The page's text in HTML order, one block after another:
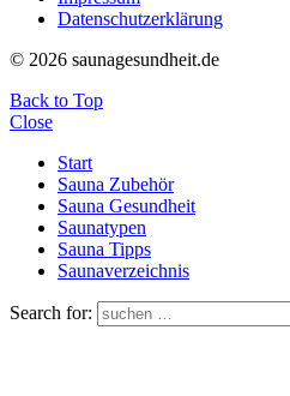
Datenschutzerklärung
© 2026 saunagesundheit.de
Back to Top
Close
Start
Sauna Zubehör
Sauna Gesundheit
Saunatypen
Sauna Tipps
Saunaverzeichnis
Search for: